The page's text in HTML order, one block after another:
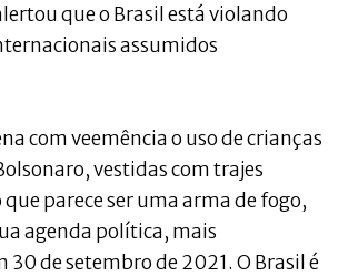
que o Brasil está violando
assumidos
com veemência o uso de crianças
vestidas com trajes
parece ser uma arma de fogo,
agenda política, mais
30 de setembro de 2021. O Brasil é